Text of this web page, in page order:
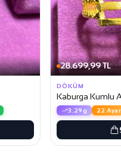
28.699,99 TL
DÖKÜM
Kaburga Kumlu
3.29g 22 Ayar